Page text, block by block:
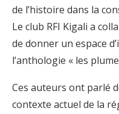
de l’histoire dans la
Le club RFI Kigali a
de donner un espace
l’anthologie « les
Ces auteurs ont parlé
contexte actuel de la